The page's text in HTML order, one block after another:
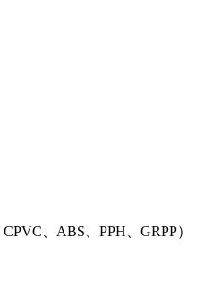
、ABS、PPH、GRPP）